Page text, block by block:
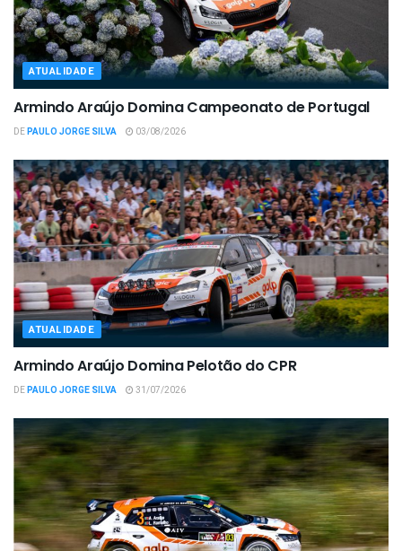
ATUALIDADE
Armindo Araújo Domina Campeonato de Portugal
DEPAULO JORGE SILVA 03/08/2026
ATUALIDADE
Armindo Araújo Domina Pelotão do CPR
DEPAULO JORGE SILVA 31/07/2026